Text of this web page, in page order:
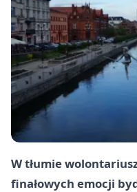
W tłumie
finałowych emocji